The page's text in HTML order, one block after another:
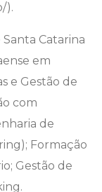
).
Catarina
em
e Gestão de
com
de
Formação
Gestão de